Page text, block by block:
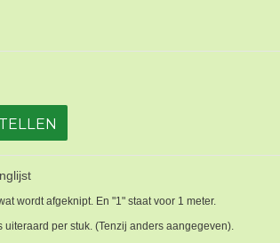
wordt afgeknipt. En "1" staat voor 1 meter.
per stuk. (Tenzij anders aangegeven).